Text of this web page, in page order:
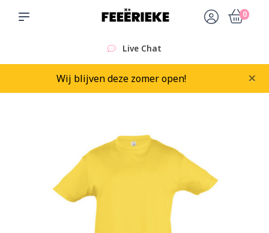
0
Live Chat
Wij blijven deze zomer open! ×